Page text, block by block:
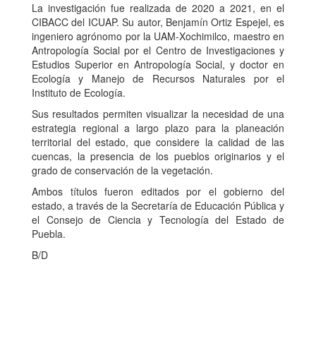
La investigación fue realizada de 2020 a 2021, en el
CIBACC del ICUAP. Su autor, Benjamín Ortiz Espejel, es
ingeniero agrónomo por la UAM-Xochimilco, maestro en
Antropología Social por el Centro de Investigaciones y
Estudios Superior en Antropología Social, y doctor en
Ecología y Manejo de Recursos Naturales por el
Instituto de Ecología.
Sus resultados permiten visualizar la necesidad de una
estrategia regional a largo plazo para la planeación
territorial del estado, que considere la calidad de las
cuencas, la presencia de los pueblos originarios y el
grado de conservación de la vegetación.
Ambos títulos fueron editados por el gobierno del
estado, a través de la Secretaría de Educación Pública y
el Consejo de Ciencia y Tecnología del Estado de
Puebla.
B/D